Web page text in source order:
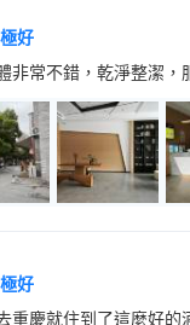
極好
非常不錯，乾淨整潔，
極好
重慶就住到了這麼好